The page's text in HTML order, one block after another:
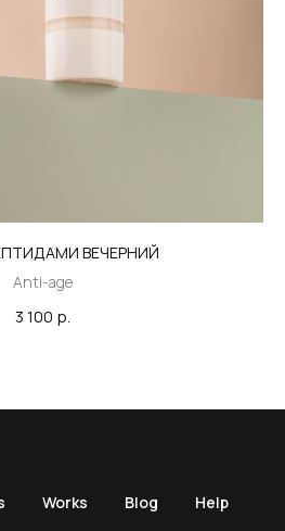
ВЕЧЕРНИЙ
Anti-age
3 100 р.
Works Blog Help